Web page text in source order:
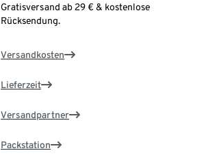
Gratisversand ab 29 € & kostenlose
Rücksendung.
Versandkosten
Lieferzeit
Versandpartner
Packstation